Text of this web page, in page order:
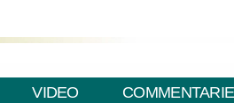
VIDEO